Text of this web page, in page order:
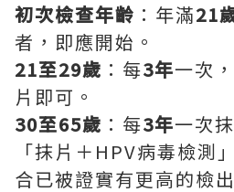
初次檢查年齡 ：年滿21
者，即應開始。
21至29歲 ：每3年一次
片即可。
30至65歲 ：每3年一次
「抹片＋HPV病毒檢測
合已被證實有更高的檢